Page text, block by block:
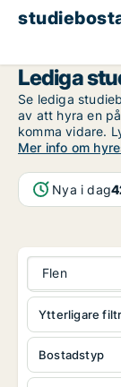
Lediga
Se lediga
av att hyra en
komma vidare.
Mer info om
Nya i dag
Flen
Bostadstyp
Ytterligare